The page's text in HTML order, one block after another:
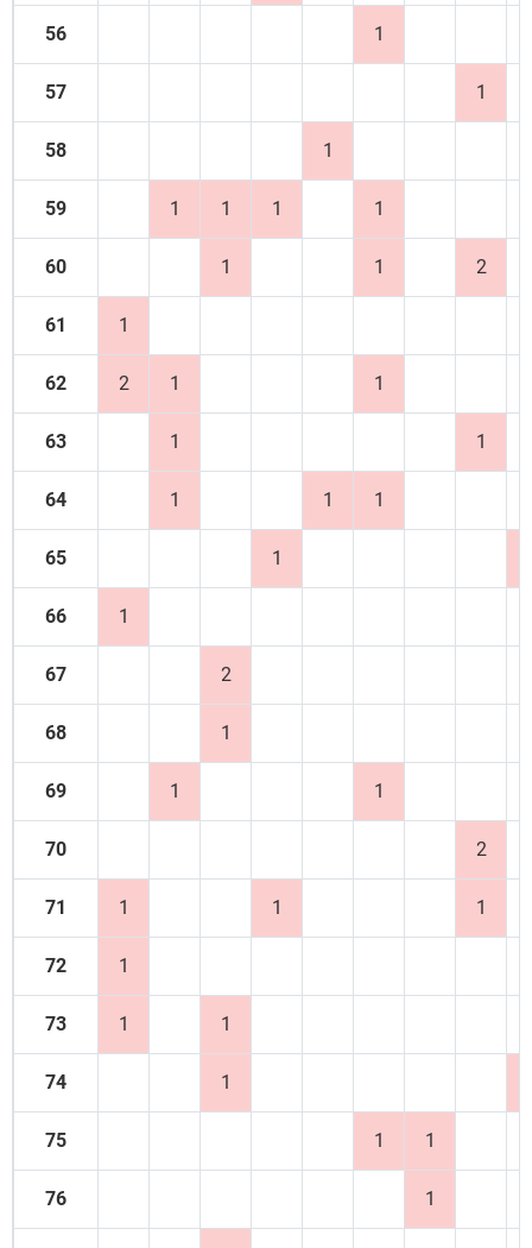
56 1
57 1
58 1
59 1 1 1 1
60 1 1 2
61 1
62 2 1 1
63 1 1
64 1 1 1
65 1
66 1
67 2
68 1
69 1 1
70 2
71 1 1 1
72 1
73 1 1
74 1
75 1 1
76 1